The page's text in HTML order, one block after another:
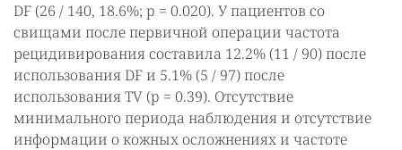
DF (26 / 140, 18.6%; p = 0.020). У пациентов со
свищами после первичной операции частота
рецидивирования составила 12.2% (11 / 90) после
использования DF и 5.1% (5 / 97) после
использования TV (p = 0.39). Отсутствие
минимального периода наблюдения и отсутствие
информации о кожных осложнениях и частоте